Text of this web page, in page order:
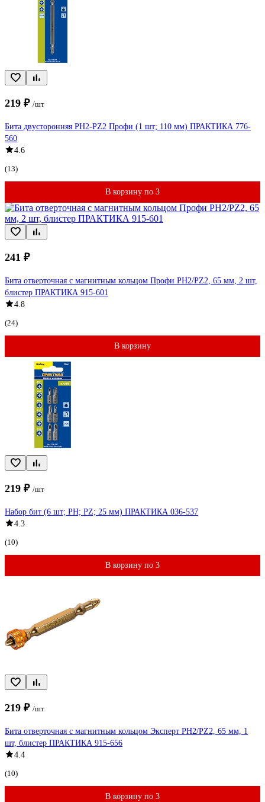
219 ₽ /шт
Бита двусторонняя PH2-PZ2 Профи (1 шт; 110 мм) ПРАКТИКА 776-
560
4.6
(13)
В корзину по 3
241 ₽
Бита отверточная с магнитным кольцом Профи PH2/PZ2, 65 мм, 2 шт,
блистер ПРАКТИКА 915-601
4.8
(24)
В корзину
219 ₽ /шт
Набор бит (6 шт; PH; PZ; 25 мм) ПРАКТИКА 036-537
4.3
(10)
В корзину по 3
219 ₽ /шт
Бита отверточная с магнитным кольцом Эксперт PH2/PZ2, 65 мм, 1
шт, блистер ПРАКТИКА 915-656
4.4
(10)
В корзину по 3